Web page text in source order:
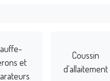
et
Coussin
d'allaitement